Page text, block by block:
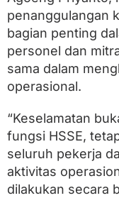
penanggulangan
bagian penting
personel dan
sama dalam
operasional.
“Keselamatan
fungsi HSSE,
seluruh pekerja
aktivitas
dilakukan secara